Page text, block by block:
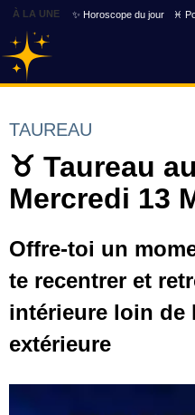
À LA UNE ✨ Horoscope du jour ♓
TAUREAU
♉ Taureau
Mercredi 13
Offre-toi un
te recentrer et
intérieure loin de
extérieure